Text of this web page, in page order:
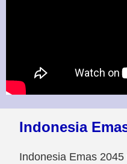
Indonesia
Indonesia Emas